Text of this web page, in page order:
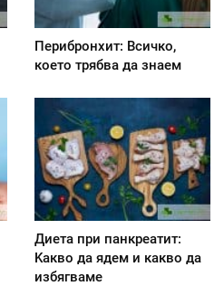
Перибронхит: Всичко,
което трябва да знаем
Диета при панкреатит:
Kакво да ядем и какво да
избягваме